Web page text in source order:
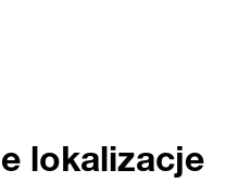
lokalizacje